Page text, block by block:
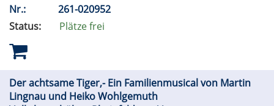
Nr.:
261-020952
Status:
Plätze frei
Der achtsame Tiger,- Ein Familienmusical von Martin
Lingnau und Heiko Wohlgemuth